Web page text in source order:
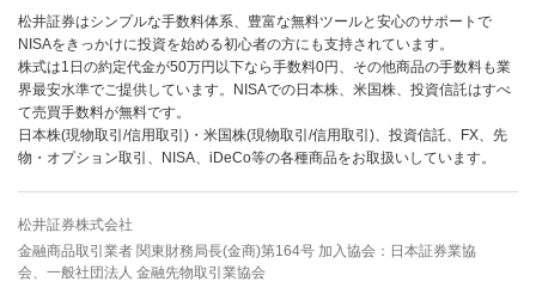
松井証券はシンプルな手数料体系、豊富な無料ツールと安心のサポートで
NISAをきっかけに投資を始める初心者の方にも支持されています。
株式は1日の約定代金が50万円以下なら手数料0円、その他商品の手数料も業
界最安水準でご提供しています。NISAでの日本株、米国株、投資信託はすべ
て売買手数料が無料です。
日本株(現物取引/信用取引)・米国株(現物取引/信用取引)、投資信託、FX、先
物・オプション取引、NISA、iDeCo等の各種商品をお取扱いしています。
松井証券株式会社
金融商品取引業者 関東財務局長(金商)第164号 加入協会：日本証券業協
会、一般社団法人 金融先物取引業協会